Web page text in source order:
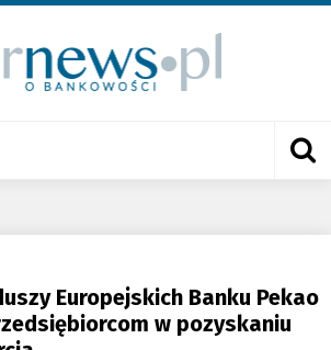
Europejskich Banku Pekao
w pozyskaniu